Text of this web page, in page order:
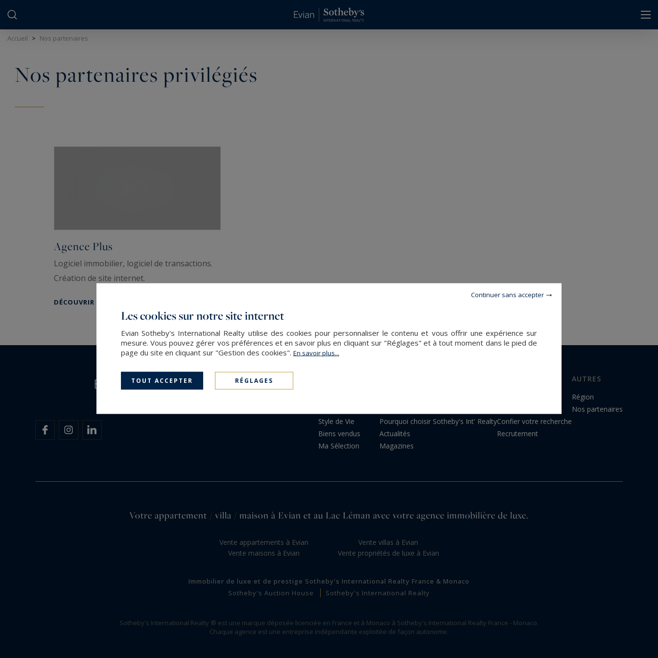
Accueil > Nos partenaires
Nos partenaires privilégiés
Agence Plus
Logiciel immobilier, logiciel de transactions.
Création de site internet.
DÉCOUVRIR
Style de Vie
Biens vendus
Ma Sélection
Pourquoi choisir Sotheby's Int' Realty
Actualités
Magazines
Confier votre recherche
Recrutement
AUTRES
Région
Nos partenaires
Votre appartement / villa / maison à Evian et au Lac Léman avec votre agence immobilière de luxe.
Vente appartements à Evian
Vente maisons à Evian
Vente villas à Evian
Vente propriétés de luxe à Evian
Immobilier de luxe et de prestige Sotheby's International Realty France & Monaco
Sotheby's Auction House
Sotheby's International Realty
Sotheby's International Realty ® est une marque déposée licenciée en France et à Monaco à Sotheby's International Realty France - Monaco.
Chaque agence est une entreprise indépendante exploitée de façon autonome.
Les cookies sur notre site internet
Evian Sotheby's International Realty utilise des cookies pour personnaliser le contenu et vous offrir une expérience sur
mesure. Vous pouvez gérer vos préférences et en savoir plus en cliquant sur "Réglages" et à tout moment dans le pied de
page du site en cliquant sur "Gestion des cookies". En savoir plus...
TOUT ACCEPTER RÉGLAGES
Continuer sans accepter